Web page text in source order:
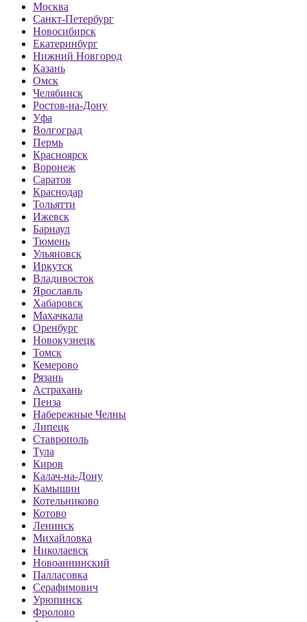
Москва
Санкт-Петербург
Новосибирск
Екатеринбург
Нижний Новгород
Казань
Омск
Челябинск
Ростов-на-Дону
Уфа
Волгоград
Пермь
Красноярск
Воронеж
Саратов
Краснодар
Тольятти
Ижевск
Барнаул
Тюмень
Ульяновск
Иркутск
Владивосток
Ярославль
Хабаровск
Махачкала
Оренбург
Новокузнецк
Томск
Кемерово
Рязань
Астрахань
Пенза
Набережные Челны
Липецк
Ставрополь
Тула
Киров
Калач-на-Дону
Камышин
Котельниково
Котово
Ленинск
Михайловка
Николаевск
Новоаннинский
Палласовка
Серафимович
Урюпинск
Фролово